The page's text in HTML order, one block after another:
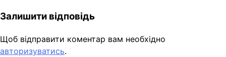
Залишити відповідь
Щоб відправити коментар вам необхідно
авторизуватись.